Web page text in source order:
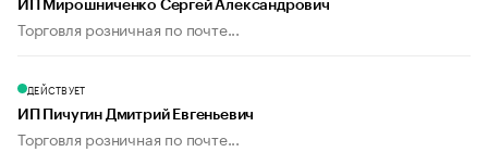
ИП Мирошниченко Сергей Александрович
Торговля розничная по почте...
ДЕЙСТВУЕТ
ИП Пичугин Дмитрий Евгеньевич
Торговля розничная по почте...